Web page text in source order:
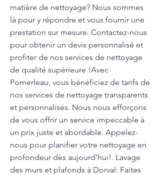
matière de nettoyage? Nous sommes
là pour y répondre et vous fournir une
prestation sur mesure. Contactez-nous
pour obtenir un devis personnalisé et
profiter de nos services de nettoyage
de qualité supérieure !Avec
Pomerleau, vous bénéficiez de tarifs de
nos services de nettoyage transparents
et personnalisés. Nous nous efforçons
de vous offrir un service impeccable à
un prix juste et abordable. Appelez-
nous pour planifier votre nettoyage en
profondeur dès aujourd'hui!. Lavage
des murs et plafonds à Dorval: Faites